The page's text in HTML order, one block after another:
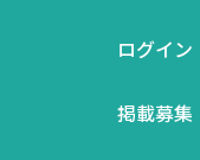
ログイン
掲載募集